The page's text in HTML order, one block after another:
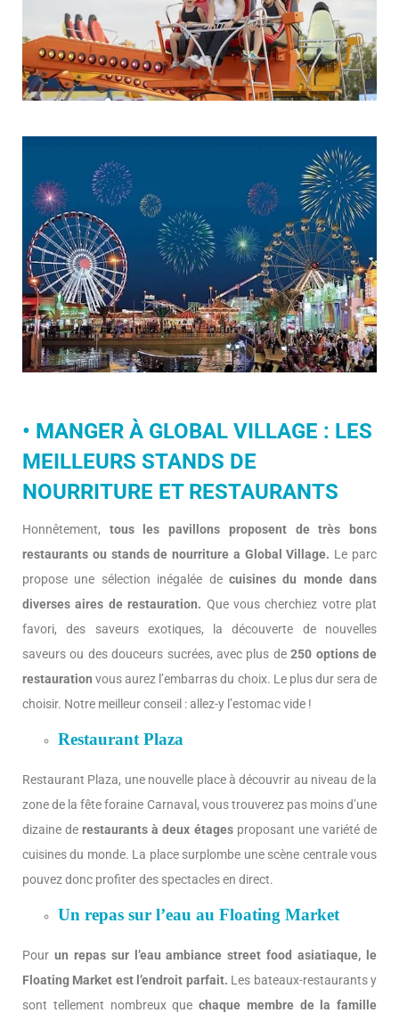
• MANGER À GLOBAL VILLAGE : LES
MEILLEURS STANDS DE
NOURRITURE ET RESTAURANTS
Honnêtement, tous les pavillons proposent de très bons
restaurants ou stands de nourriture a Global Village. Le parc
propose une sélection inégalée de cuisines du monde dans
diverses aires de restauration. Que vous cherchiez votre plat
favori, des saveurs exotiques, la découverte de nouvelles
saveurs ou des douceurs sucrées, avec plus de250 options de
restauration vous aurez l’embarras du choix. Le plus dur sera de
choisir. Notre meilleur conseil : allez-y l’estomac vide !
Restaurant Plaza
Restaurant Plaza, une nouvelle place à découvrir au niveau de la
zone de la fête foraine Carnaval, vous trouverez pas moins d’une
dizaine derestaurants à deux étagesproposant une variété de
cuisines du monde. La place surplombe une scène centrale vous
pouvez donc profiter des spectacles en direct.
Un repas sur l’eau au Floating Market
Pour un repas sur l’eau ambiance street food asiatiaque, le
Floating Market est l’endroit parfait. Les bateaux-restaurants y
sont tellement nombreux que chaque membre de la famille